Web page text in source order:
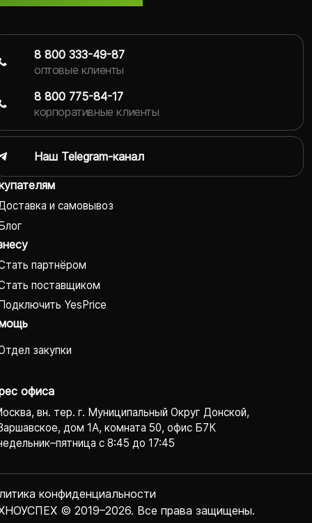
и самовывоз
партнёром
поставщиком
YesPrice
закупки
офиса
вн. тер. г. Муниципальный Округ Донской,
дом 1А, комната 50, офис Б7К
с 8:45 до 17:45
© 2019–2026. Все права защищены.
конфиденциаль­ности
8 800 333-49-87
оптовые клиенты
8 800 775-84-17
корпоративные клиенты
Наш Telegram-канал